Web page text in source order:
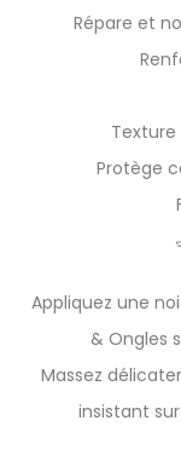
Répare et
Protège
Appliquez une
& Ongles
Massez
insistant